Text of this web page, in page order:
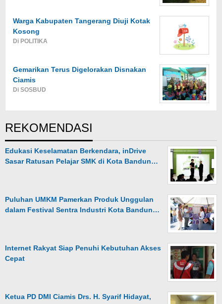
Warga Kabupaten Tangerang Diuji Kotak
Kosong
Di POLITIKA
Gemarikan Terus Digelorakan Disnakan
Ciamis
Di SOSBUD
REKOMENDASI
Edukasi Keselamatan Berkendara, inDrive
Sasar Ratusan Pelajar SMK di Kota Bandun…
Puluhan UMKM Pamerkan Produk Unggulan
dalam Festival Sentra Industri Kota Bandun…
Internet Rakyat Siap Penuhi Kebutuhan Akses
Cepat
Ketua PD DMI Ciamis Drs. H. Syarif Hidayat,